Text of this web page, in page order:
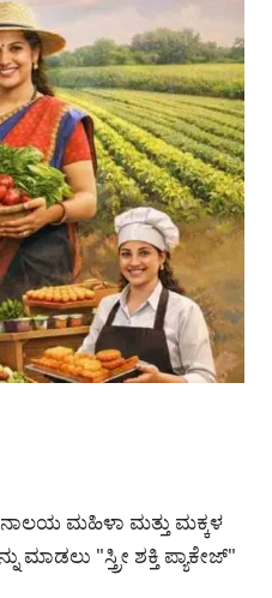
ಮಹಿಳಾ ಮತ್ತು ಮಕ್ಕಳ
"ಸ್ತ್ರೀ ಶಕ್ತಿ ಪ್ಯಾಕೇಜ್"